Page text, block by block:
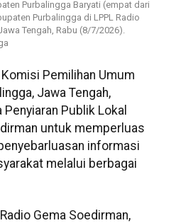
Purbalingga Baryati (empat dari
Purbalingga di LPPL Radio
Tengah, Rabu (8/7/2026).
Pemilihan Umum
Jawa Tengah,
Publik Lokal
untuk memperluas
informasi
melalui berbagai
Gema Soedirman,